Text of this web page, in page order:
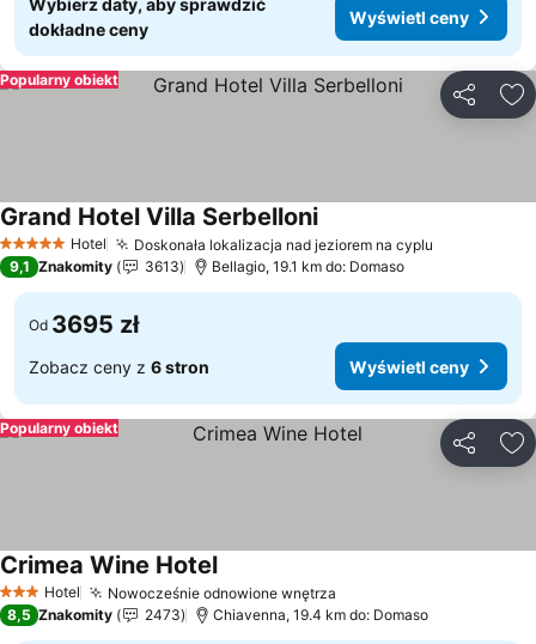
Wybierz daty, aby sprawdzić
dokładne ceny
Wyświetl ceny
Popularny obiekt
5 KategoriaHotel Doskonała lokalizacja nad jeziorem na cyplu
Grand Hotel Villa SerbelloniWyświetl ceny
9,1 Znakomity 3613 Bellagio, 19.1 km do: Domaso
Od 3695 zł
Zobacz ceny z 6 stron Wyświetl ceny
Popularny obiekt
3 Kategoria
Hotel Nowocześnie odnowione wnętrza
Crimea Wine HotelWyświetl ceny
8,5 Znakomity 2473 Chiavenna, 19.4 km do: Domaso